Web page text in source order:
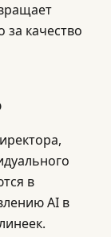
за качество
в
AI в